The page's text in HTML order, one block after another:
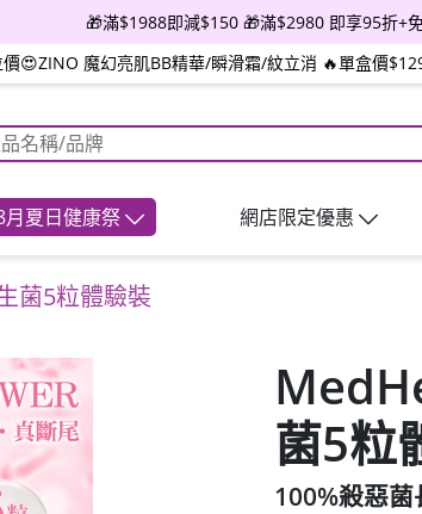
🎁滿$1988即減$150 🎁滿$2980 即享95折+
價😍ZINO 魔幻亮肌BB精華/瞬滑霜/紋立消 🔥單盒價
月夏日健康祭 網店限定優惠
菌5粒體驗裝
菌5粒
100%殺惡